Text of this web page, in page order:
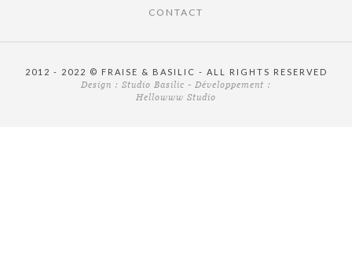
CONTACT
2012 - 2022 © FRAISE & BASILIC - ALL RIGHTS RESERVED
Design : Studio Basilic - Développement :
Hellowww Studio